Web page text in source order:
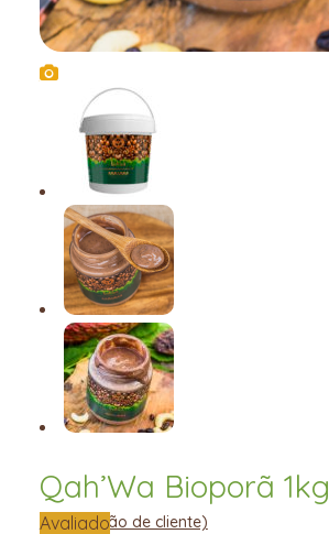
Qah’Wa Bioporã 1kg
Avaliado
(1avaliação de cliente)